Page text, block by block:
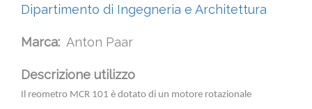
Dipartimento di Ingegneria e Architettura
Marca Anton Paar
Descrizione utilizzo
Il reometro MCR 101 è dotato di un motore rotazionale